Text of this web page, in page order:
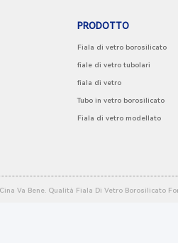
PRODOTTO
Fiala di vetro borosilicato
fiale di vetro tubolari
fiala di vetro
Tubo in vetro borosilicato
Fiala di vetro modellato
Va Bene. Qualità Fiala Di Vetro Borosilicato